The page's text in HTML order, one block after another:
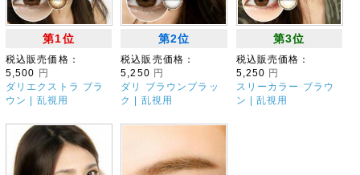
第1位
税込販売価格：
5,500
円
ダリエクストラ ブラ
ウン | 乱視用
第2位
税込販売価格：
5,250 円
ダリ ブラウンブラッ
ク | 乱視用
第3位
税込販売価格：
5,250 円
スリーカラー ブラウ
ン | 乱視用